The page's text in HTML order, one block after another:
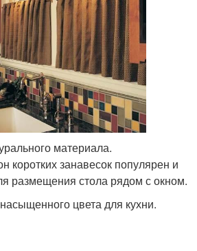
материала.
коротких занавесок популярен и
размещения стола рядом с окном.
цвета для кухни.